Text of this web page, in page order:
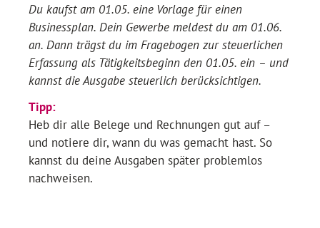
Du kaufst am 01.05. eine Vorlage für einen
Businessplan. Dein Gewerbe meldest du am 01.06.
an. Dann trägst du im Fragebogen zur steuerlichen
Erfassung als Tätigkeitsbeginn den 01.05. ein – und
kannst die Ausgabe steuerlich berücksichtigen.
Tipp:
Heb dir alle Belege und Rechnungen gut auf –
und notiere dir, wann du was gemacht hast. So
kannst du deine Ausgaben später problemlos
nachweisen.